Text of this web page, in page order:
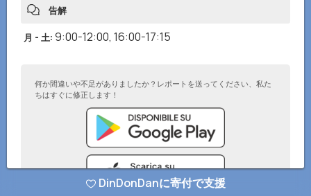
告解
月 - 土: 9:00-12:00, 16:00-17:15
何か間違いや不足がありましたか？レポートを送ってください、私た
ちはすぐに修正します！
DinDonDanに寄付で支援